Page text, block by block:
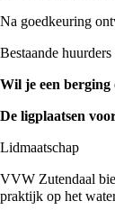
Na goedkeuring
Bestaande
Wil je een
De ligplaatsen
Lidmaatschap
VVW Zutendaal
praktijk op het